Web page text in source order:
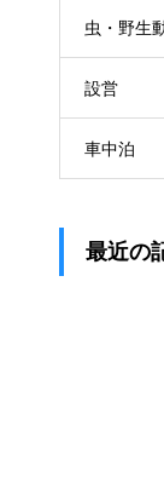
虫・野生
設営
車中泊
最近の